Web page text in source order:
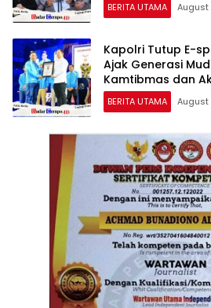
BERITA UTAMA August
Kapolri Tutup E-
Ajak Generasi
Kamtibmas dan
Gangguan Ke 110
BERITA UTAMA August